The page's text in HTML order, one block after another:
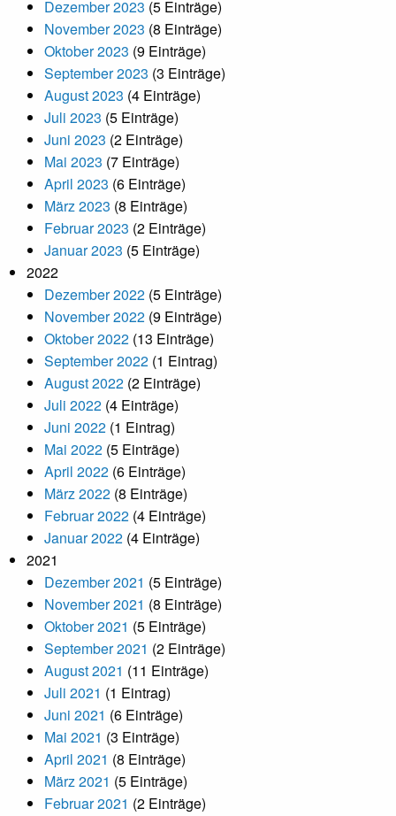
Dezember 2023 (5 Einträge)
November 2023 (8 Einträge)
Oktober 2023 (9 Einträge)
September 2023 (3 Einträge)
August 2023 (4 Einträge)
Juli 2023 (5 Einträge)
Juni 2023 (2 Einträge)
Mai 2023 (7 Einträge)
April 2023 (6 Einträge)
März 2023 (8 Einträge)
Februar 2023 (2 Einträge)
Januar 2023 (5 Einträge)
2022
Dezember 2022 (5 Einträge)
November 2022 (9 Einträge)
Oktober 2022 (13 Einträge)
September 2022 (1 Eintrag)
August 2022 (2 Einträge)
Juli 2022 (4 Einträge)
Juni 2022 (1 Eintrag)
Mai 2022 (5 Einträge)
April 2022 (6 Einträge)
März 2022 (8 Einträge)
Februar 2022 (4 Einträge)
Januar 2022 (4 Einträge)
2021
Dezember 2021 (5 Einträge)
November 2021 (8 Einträge)
Oktober 2021 (5 Einträge)
September 2021 (2 Einträge)
August 2021 (11 Einträge)
Juli 2021 (1 Eintrag)
Juni 2021 (6 Einträge)
Mai 2021 (3 Einträge)
April 2021 (8 Einträge)
März 2021 (5 Einträge)
Februar 2021 (2 Einträge)